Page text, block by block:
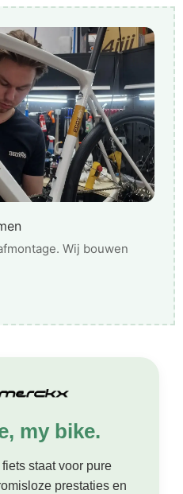
Wij bouwen
my bike.
staat voor pure
prestaties en